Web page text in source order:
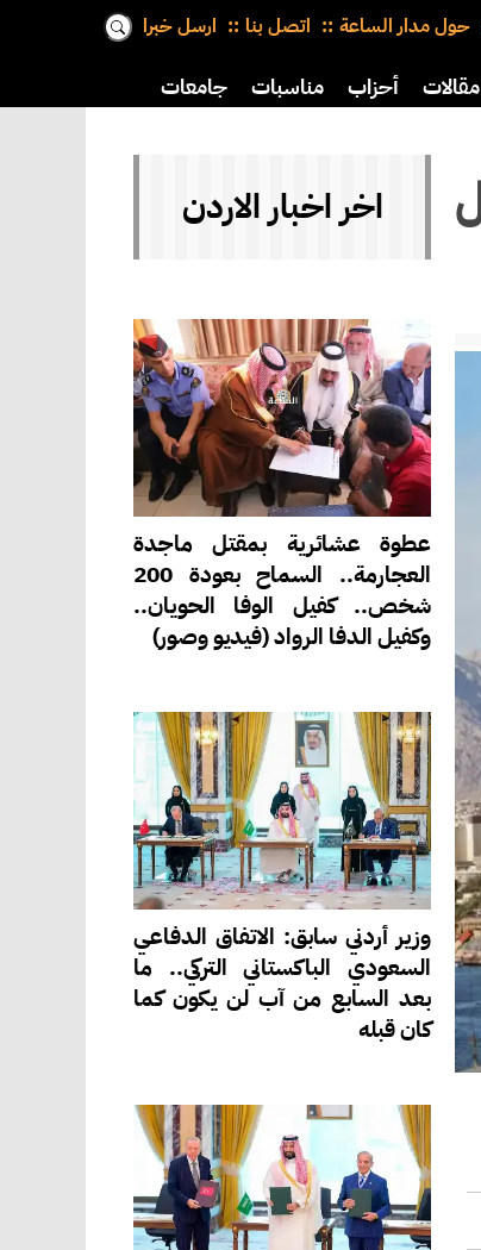
حول مدار الساعة اتصل بنا ارسل خبرا
مقالات أحزاب مناسبات جامعات
اخر اخبار الاردن
عطوة عشائرية بمقتل ماجدة
العجارمة.. السماح بعودة 200
شخص.. كفيل الوفا الحويان..
وكفيل الدفا الرواد (فيديو وصور)
وزير أردني سابق: الاتفاق الدفاعي
السعودي الباكستاني التركي.. ما
بعد السابع من آب لن يكون كما
كان قبله